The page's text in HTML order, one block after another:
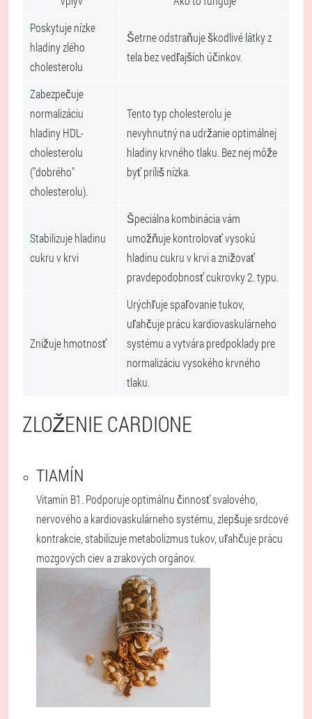
Poskytuje nízke
hladiny zlého
cholesterolu
Šetrne odstraňuje škodlivé látky z
tela bez vedľajších účinkov.
Zabezpečuje
normalizáciu
hladiny HDL-
cholesterolu
("dobrého"
cholesterolu).
Tento typ cholesterolu je
nevyhnutný na udržanie optimálnej
hladiny krvného tlaku. Bez nej môže
byť príliš nízka.
Stabilizuje hladinu
cukru v krvi
Špeciálna kombinácia vám
umožňuje kontrolovať vysokú
hladinu cukru v krvi a znižovať
pravdepodobnosť cukrovky 2. typu.
Znižuje hmotnosť
Urýchľuje spaľovanie tukov,
uľahčuje prácu kardiovaskulárneho
systému a vytvára predpoklady pre
normalizáciu vysokého krvného
tlaku.
ZLOŽENIE CARDIONE
TIAMÍN
Vitamín B1. Podporuje optimálnu činnosť svalového,
nervového a kardiovaskulárneho systému, zlepšuje srdcové
kontrakcie, stabilizuje metabolizmus tukov, uľahčuje prácu
mozgových ciev a zrakových orgánov.